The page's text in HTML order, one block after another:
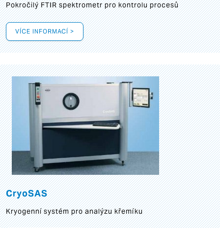
Pokročilý FTIR spektrometr pro kontrolu procesů
VÍCE INFORMACÍ >
CryoSAS
Kryogenní systém pro analýzu křemíku